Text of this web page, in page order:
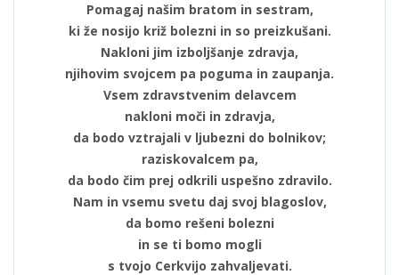
Pomagaj našim bratom in sestram,
ki že nosijo križ bolezni in so preizkušani.
Nakloni jim izboljšanje zdravja,
njihovim svojcem pa poguma in zaupanja.
Vsem zdravstvenim delavcem
nakloni moči in zdravja,
da bodo vztrajali v ljubezni do bolnikov;
raziskovalcem pa,
da bodo čim prej odkrili uspešno zdravilo.
Nam in vsemu svetu daj svoj blagoslov,
da bomo rešeni bolezni
in se ti bomo mogli
s tvojo Cerkvijo zahvaljevati.